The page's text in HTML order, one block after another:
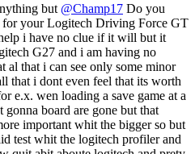
but @Champ17 Do you
for your Logitech Driving Force GT
i have no clue if it will but it
G27 and i am having no
al that i can see only some minor
that i dont even feel that its worth
e.x. wen loading a save game at a
gonna board are gone but that
important whit the bigger so but
test whit the logitech profiler and